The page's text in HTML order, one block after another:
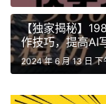
【独家揭秘】
作技巧，提高AI
2024 年 6 月 13 日 下